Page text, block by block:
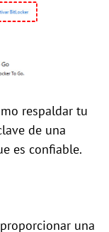
respaldar tu
de una
es confiable.
una